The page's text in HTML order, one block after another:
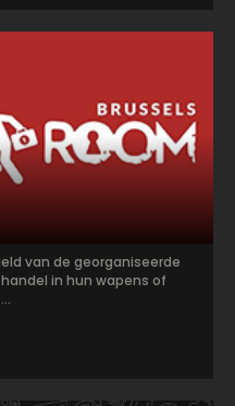
van de georganiseerde
in hun wapens of